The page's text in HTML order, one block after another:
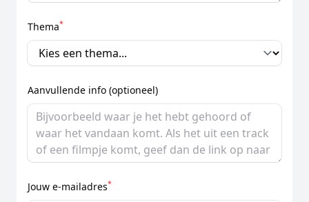
Thema*
Aanvullende info (optioneel)
Jouw e-mailadres*